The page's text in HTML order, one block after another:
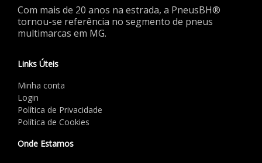
Com mais de 20 anos na estrada, a PneusBH®
tornou-se referência no segmento de pneus
multimarcas em MG.
Links Úteis
Minha conta
Login
Política de Privacidade
Política de Cookies
Onde Estamos